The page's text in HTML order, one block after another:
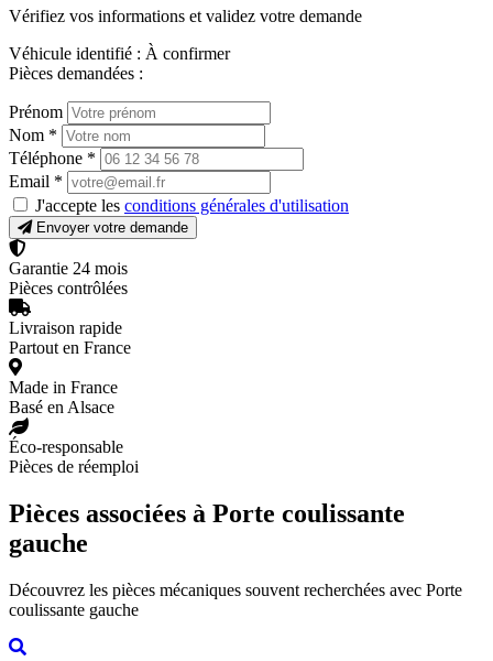
Vérifiez vos informations et validez votre demande
Véhicule identifié : À confirmer
Pièces demandées :
Prénom
Nom *
Téléphone *
Email *
J'accepte les conditions générales d'utilisation
Envoyer votre demande
Garantie 24 mois
Pièces contrôlées
Livraison rapide
Partout en France
Made in France
Basé en Alsace
Éco-responsable
Pièces de réemploi
Pièces associées à Porte coulissante
gauche
Découvrez les pièces mécaniques souvent recherchées avec Porte
coulissante gauche